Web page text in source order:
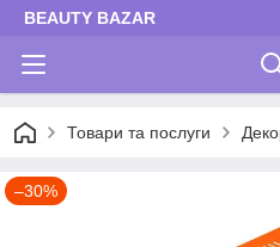
BEAUTY BAZAR
Товари та послуги
–30%